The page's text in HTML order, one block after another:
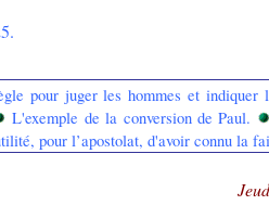
.
pour juger les hommes et indiquer
L'exemple de la conversion de Paul.
pour l’apostolat, d'avoir connu la